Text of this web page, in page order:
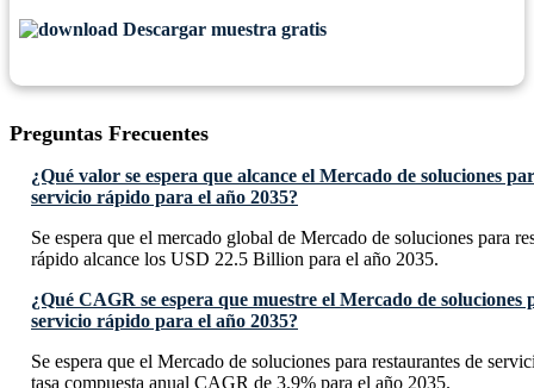
Descargar muestra gratis
Preguntas Frecuentes
¿Qué valor se espera que alcance el Mercado de soluciones
servicio rápido para el año 2035?
Se espera que el mercado global de Mercado de soluciones para
rápido alcance los USD 22.5 Billion para el año 2035.
¿Qué CAGR se espera que muestre el Mercado de soluciones
servicio rápido para el año 2035?
Se espera que el Mercado de soluciones para restaurantes de
tasa compuesta anual CAGR de 3.9% para el año 2035.